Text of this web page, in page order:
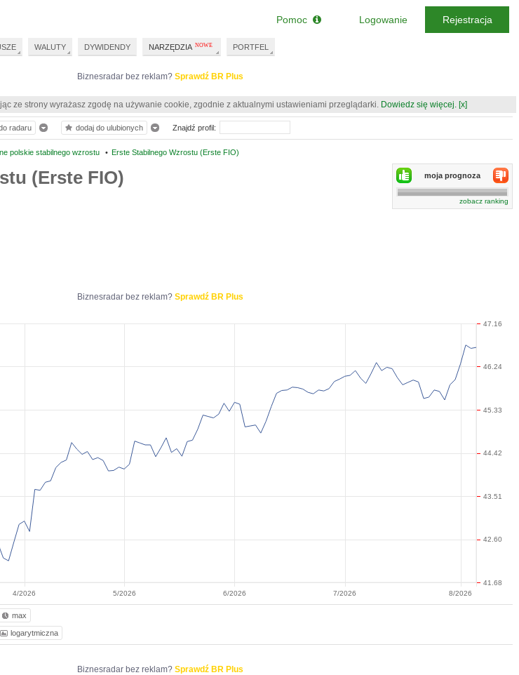
Biznesradar bez reklam? Sprawdź BR Plus
ze strony wyrażasz zgodę na używanie cookie, zgodnie z aktualnymi ustawieniami przeglądarki. Dowiedz się więcej. [x]
polskie stabilnego wzrostu • Erste Stabilnego Wzrostu (Erste FIO)
(Erste FIO)
moja prognoza
zobacz ranking
Biznesradar bez reklam? Sprawdź BR Plus
4/2026 5/2026 6/2026 7/2026 8/2026
41.68
42.60
43.51
44.42
45.33
46.24
47.16
max
logarytmiczna
Biznesradar bez reklam? Sprawdź BR Plus
radaru dodaj do ulubionych Znajdź profil:
WALUTY DYWIDENDY NARZĘDZIA PORTFEL
Pomoc Logowanie Rejestracja